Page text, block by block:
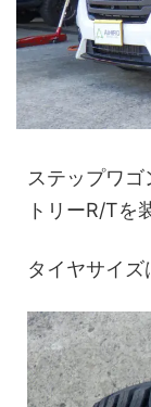
ステップワ
トリーR/Tを
タイヤサイズ